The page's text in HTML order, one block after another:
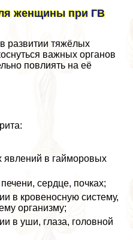
женщины при ГВ
развитии тяжёлых
важных органов
повлиять на её
явлений в гайморовых
сердце, почках;
в кровеносную систему,
организму;
в уши, глаза, головной